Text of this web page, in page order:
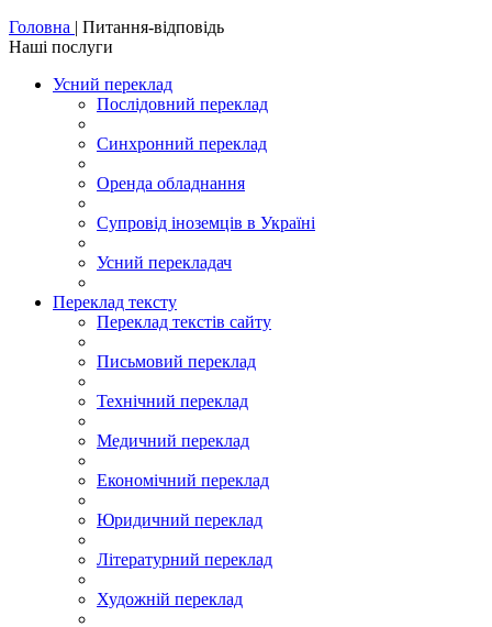
Головна | Питання-відповідь
Наші послуги
Усний переклад
Послідовний переклад
Синхронний переклад
Оренда обладнання
Супровід іноземців в Україні
Усний перекладач
Переклад тексту
Переклад текстів сайту
Письмовий переклад
Технічний переклад
Медичний переклад
Економічний переклад
Юридичний переклад
Літературний переклад
Художній переклад